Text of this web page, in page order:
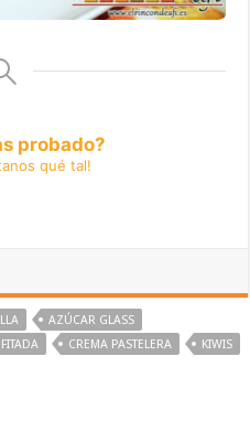
probado?
qué tal!
AZÚCAR GLASS
CREMA PASTELERA
KIWIS